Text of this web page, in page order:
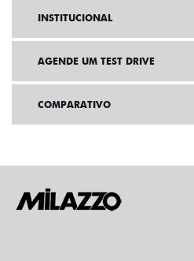
INSTITUCIONAL
AGENDE UM TEST DRIVE
COMPARATIVO